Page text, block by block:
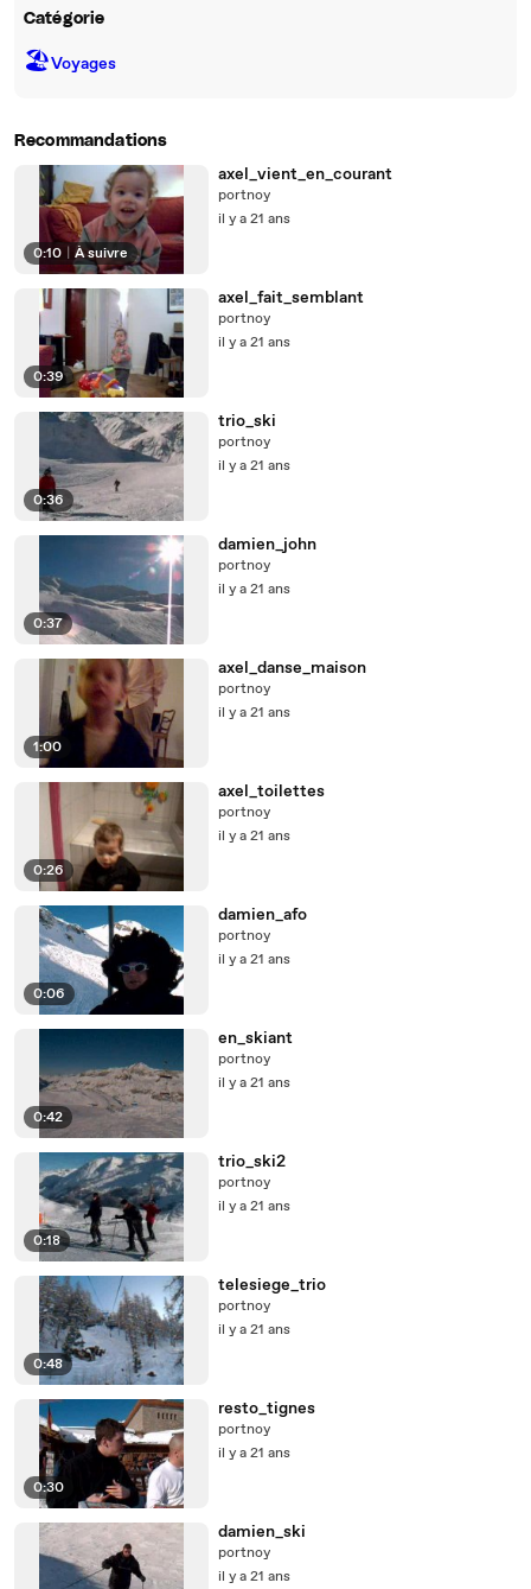
Catégorie
🏖Voyages
Recommandations
0:10 À suivre
axel_vient_en_courant
portnoy
il y a 21 ans
0:39
axel_fait_semblant
portnoy
il y a 21 ans
0:36
trio_ski
portnoy
il y a 21 ans
0:37
damien_john
portnoy
il y a 21 ans
1:00
axel_danse_maison
portnoy
il y a 21 ans
0:26
axel_toilettes
portnoy
il y a 21 ans
0:06
damien_afo
portnoy
il y a 21 ans
0:42
en_skiant
portnoy
il y a 21 ans
0:18
trio_ski2
portnoy
il y a 21 ans
0:48
telesiege_trio
portnoy
il y a 21 ans
0:30
resto_tignes
portnoy
il y a 21 ans
damien_ski
portnoy
il y a 21 ans